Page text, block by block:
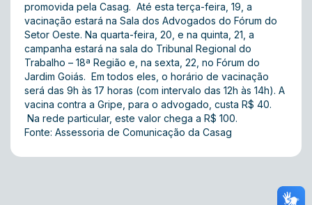
promovida pela Casag. Até esta terça-feira, 19, a
vacinação estará na Sala dos Advogados do Fórum do
Setor Oeste. Na quarta-feira, 20, e na quinta, 21, a
campanha estará na sala do Tribunal Regional do
Trabalho – 18ª Região e, na sexta, 22, no Fórum do
Jardim Goiás. Em todos eles, o horário de vacinação
será das 9h às 17 horas (com intervalo das 12h às 14h). A
vacina contra a Gripe, para o advogado, custa R$ 40.
Na rede particular, este valor chega a R$ 100.
Fonte: Assessoria de Comunicação da Casag